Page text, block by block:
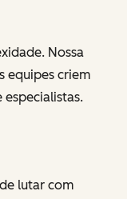
Nossa
equipes criem
especialistas.
lutar com